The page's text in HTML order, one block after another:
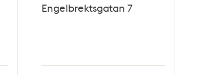
Engelbrektsgatan 7